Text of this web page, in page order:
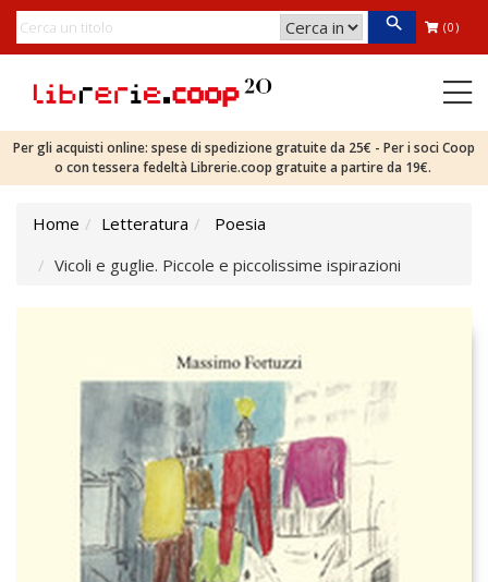
(0)
Per gli acquisti online: spese di spedizione gratuite da 25€ - Per i soci Coop
o con tessera fedeltà Librerie.coop gratuite a partire da 19€.
Home Letteratura
Poesia
Vicoli e guglie. Piccole e piccolissime ispirazioni